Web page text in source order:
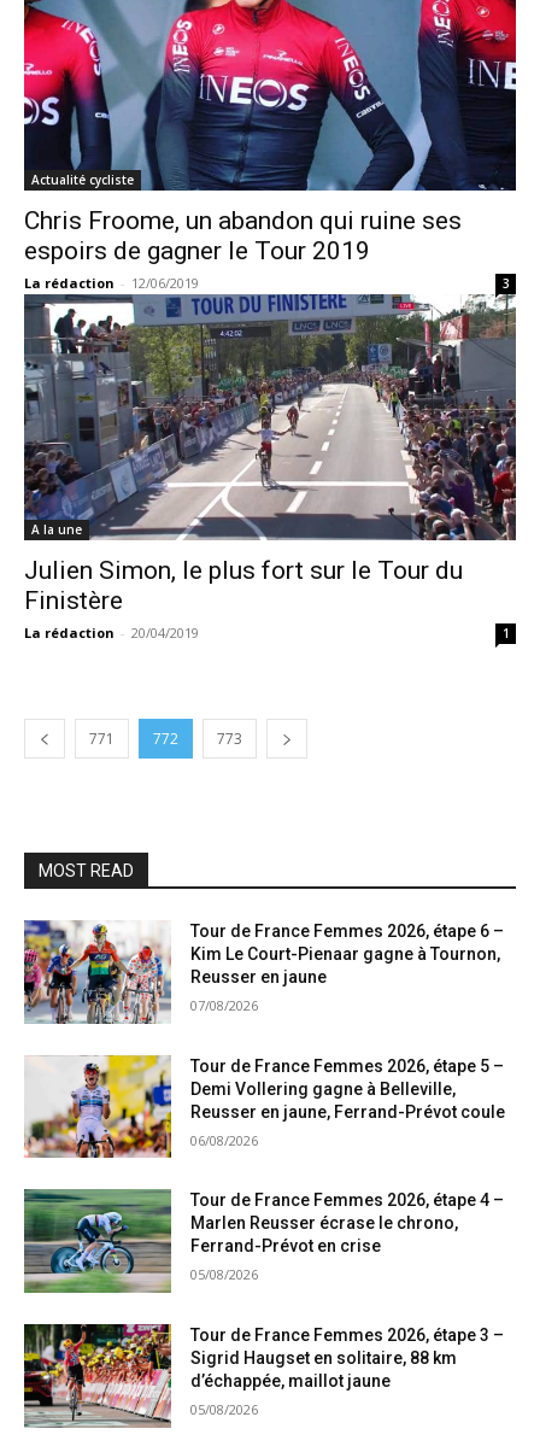
Actualité cycliste
Chris Froome, un abandon qui ruine ses
espoirs de gagner le Tour 2019
La rédaction - 12/06/2019 3
A la une
Julien Simon, le plus fort sur le Tour du
Finistère
La rédaction - 20/04/2019 1
771 772 773
MOST READ
Tour de France Femmes 2026, étape 6 –
Kim Le Court-Pienaar gagne à Tournon,
Reusser en jaune
07/08/2026
Tour de France Femmes 2026, étape 5 –
Demi Vollering gagne à Belleville,
Reusser en jaune, Ferrand-Prévot coule
06/08/2026
Tour de France Femmes 2026, étape 4 –
Marlen Reusser écrase le chrono,
Ferrand-Prévot en crise
05/08/2026
Tour de France Femmes 2026, étape 3 –
Sigrid Haugset en solitaire, 88 km
d’échappée, maillot jaune
05/08/2026